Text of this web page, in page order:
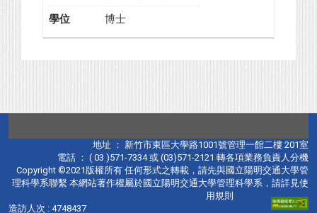
學位 博士
地址 ： 新竹市東區大學路1001號管理一館二樓 201室
電話 ： ( 03 )571-7334 或 (03)571-2121 轉各項業務負責人分機
Copyright ©2021版權所有 任何形式之轉載，請先與國立陽明交通大學管
理科學系聯繫 本網站著作權屬於國立陽明交通大學管理科學系，請詳見使
用規則
造訪人次 : 4748437